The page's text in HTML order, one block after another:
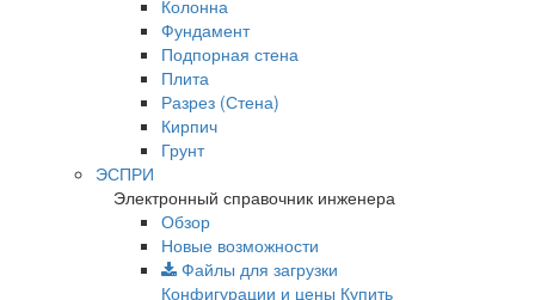
Колонна
Фундамент
Подпорная стена
Плита
Разрез (Стена)
Кирпич
Грунт
ЭСПРИ
Электронный справочник инженера
Обзор
Новые возможности
Файлы для загрузки
Конфигурации и цены Купить